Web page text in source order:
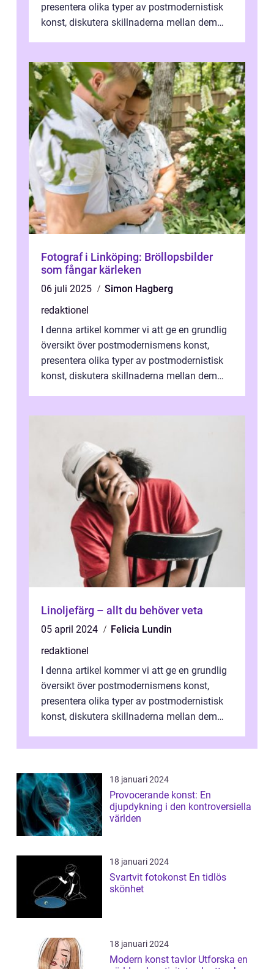
presentera olika typer av postmodernistisk
konst, diskutera skillnaderna mellan dem
Fotograf i Linköping: Bröllopsbilder
som fångar kärleken
06 juli 2025
Simon Hagberg
redaktionel
I denna artikel kommer vi att ge en grundlig
översikt över postmodernismens konst,
presentera olika typer av postmodernistisk
konst, diskutera skillnaderna mellan dem
Linoljefärg – allt du behöver veta
05 april 2024
Felicia Lundin
redaktionel
I denna artikel kommer vi att ge en grundlig
översikt över postmodernismens konst,
presentera olika typer av postmodernistisk
konst, diskutera skillnaderna mellan dem
18 januari 2024
Provocerande konst: En
djupdykning i den kontroversiella
världen
18 januari 2024
Svartvit fotokonst En tidlös
skönhet
18 januari 2024
Modern konst tavlor Utforska en